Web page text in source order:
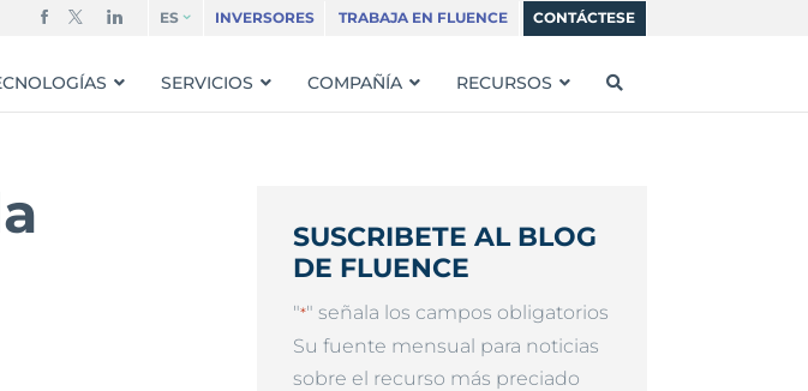
ES INVERSORES TRABAJA EN FLUENCE CONTÁCTESE
SERVICIOS COMPAÑÍA RECURSOS
SUSCRIBETE AL BLOG
DE FLUENCE
"*" señala los campos obligatorios
Su fuente mensual para noticias
sobre el recurso más preciado